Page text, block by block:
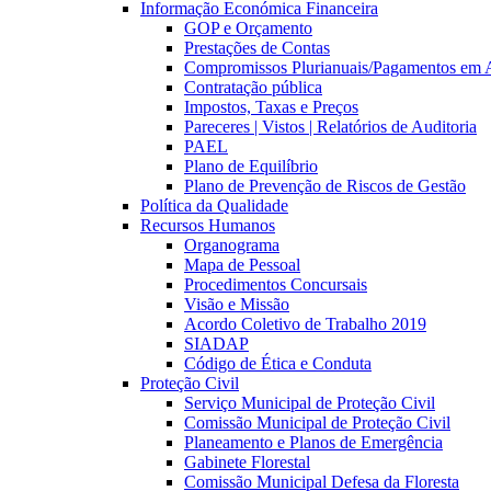
Informação Económica Financeira
GOP e Orçamento
Prestações de Contas
Compromissos Plurianuais/Pagamentos em
Contratação pública
Impostos, Taxas e Preços
Pareceres | Vistos | Relatórios de Auditoria
PAEL
Plano de Equilíbrio
Plano de Prevenção de Riscos de Gestão
Política da Qualidade
Recursos Humanos
Organograma
Mapa de Pessoal
Procedimentos Concursais
Visão e Missão
Acordo Coletivo de Trabalho 2019
SIADAP
Código de Ética e Conduta
Proteção Civil
Serviço Municipal de Proteção Civil
Comissão Municipal de Proteção Civil
Planeamento e Planos de Emergência
Gabinete Florestal
Comissão Municipal Defesa da Floresta